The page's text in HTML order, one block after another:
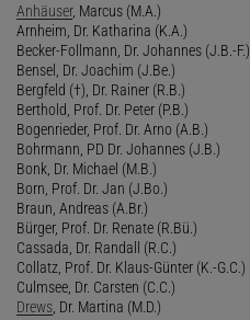
Anhäuser, Marcus (M.A.)
Arnheim, Dr. Katharina (K.A.)
Becker-Follmann, Dr. Johannes (J.B.-F.)
Bensel, Dr. Joachim (J.Be.)
Bergfeld (†), Dr. Rainer (R.B.)
Berthold, Prof. Dr. Peter (P.B.)
Bogenrieder, Prof. Dr. Arno (A.B.)
Bohrmann, PD Dr. Johannes (J.B.)
Bonk, Dr. Michael (M.B.)
Born, Prof. Dr. Jan (J.Bo.)
Braun, Andreas (A.Br.)
Bürger, Prof. Dr. Renate (R.Bü.)
Cassada, Dr. Randall (R.C.)
Collatz, Prof. Dr. Klaus-Günter (K.-G.C.)
Culmsee, Dr. Carsten (C.C.)
Drews , Dr. Martina (M.D.)